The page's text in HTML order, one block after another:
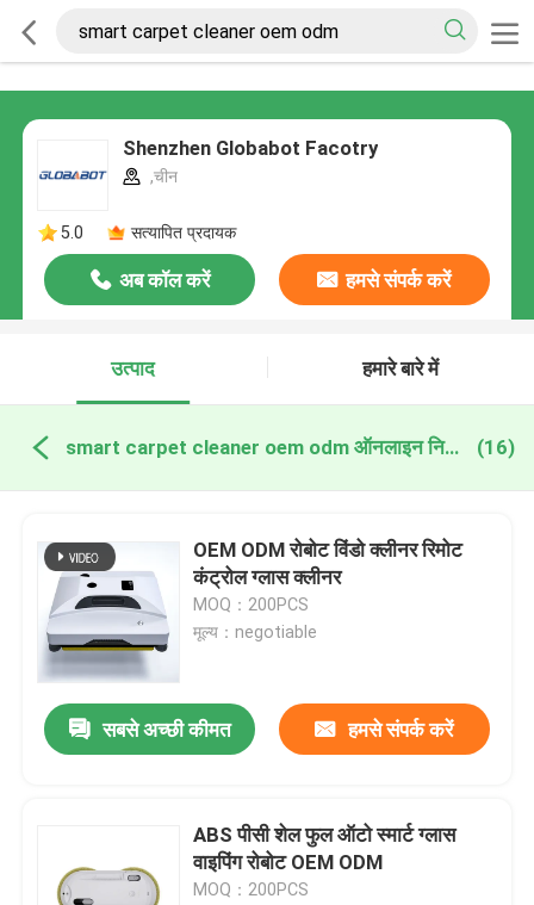
Shenzhen Globabot Facotry
,चीन
5.0 सत्यापित प्रदायक
अब कॉल करें हमसे संपर्क करें
उत्पाद हमारे बारे में
smart carpet cleaner oem odm ऑनलाइन निर्माण (16)
OEM ODM रोबोट विंडो क्लीनर रिमोट
कंट्रोल ग्लास क्लीनर
MOQ：200PCS
मूल्य：negotiable
सबसे अच्छी कीमत हमसे संपर्क करें
ABS पीसी शेल फुल ऑटो स्मार्ट ग्लास
वाइपिंग रोबोट OEM ODM
MOQ：200PCS